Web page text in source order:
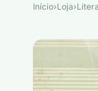
Início›Loja›